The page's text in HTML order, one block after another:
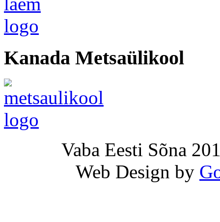
Kanada Metsaülikool
Vaba Eesti Sõna
Web Design by